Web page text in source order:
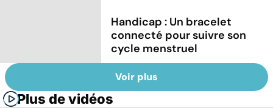
Handicap : Un bracelet
connecté pour suivre son
cycle menstruel
Voir plus
Plus de vidéos